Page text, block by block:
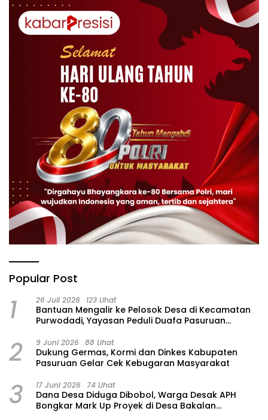
Popular Post
1 26 Juli 2026 123 Lihat
‎Bantuan Mengalir ke Pelosok Desa di Kecamatan
Purwodadi, Yayasan Peduli Duafa Pasuruan
2 9 Juni 2026 88 Lihat
Dukung Germas, Kormi dan Dinkes Kabupaten
Pasuruan Gelar Cek Kebugaran Masyarakat
3 17 Juni 2026 74 Lihat
Dana Desa Diduga Dibobol, Warga Desak APH
Bongkar Mark Up Proyek di Desa Bakalan